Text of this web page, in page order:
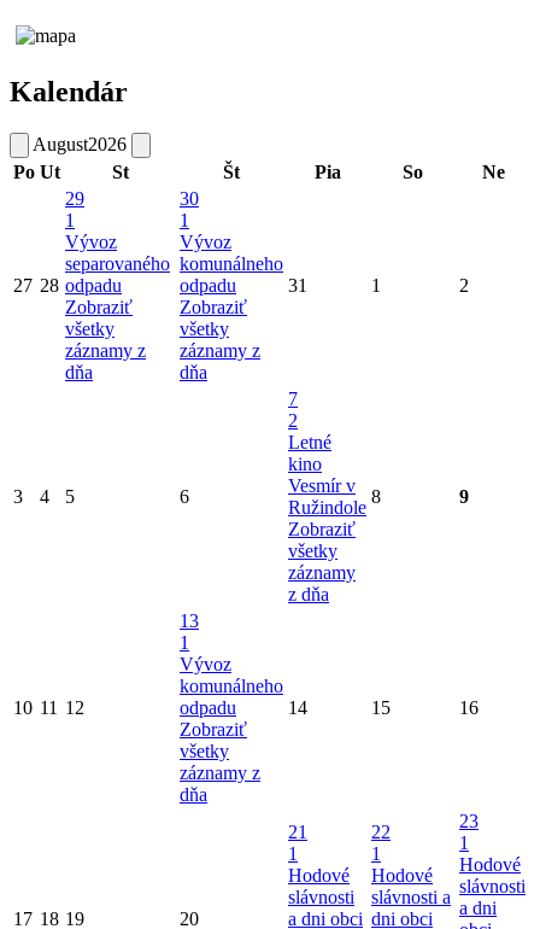
Kalendár
August2026
Po Ut St Št Pia So Ne
27 28
29
1
Vývoz
separovaného
odpadu
Zobraziť
všetky
záznamy z
dňa
30
1
Vývoz
komunálneho
odpadu
Zobraziť
všetky
záznamy z
dňa
31 1 2
3 4 5 6
7
2
Letné
kino
Vesmír v
Ružindole
Zobraziť
všetky
záznamy
z dňa
8 9
10 11 12
13
1
Vývoz
komunálneho
odpadu
Zobraziť
všetky
záznamy z
dňa
14 15 16
17 18 19 20
21
1
Hodové
slávnosti
a dni obci
22
1
Hodové
slávnosti a
dni obci
23
1
Hodové
slávnosti
a dni